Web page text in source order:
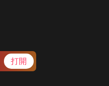
打開